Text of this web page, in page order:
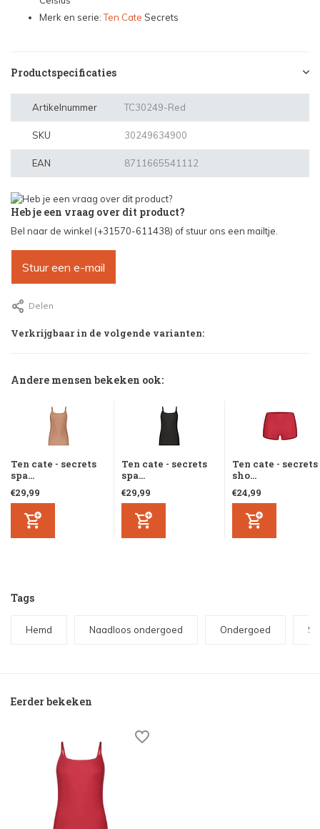
Merk en serie:Ten Cate Secrets
Productspecificaties
Artikelnummer TC30249-Red
SKU 30249634900
EAN 8711665541112
Heb je een vraag over dit product?
Bel naar de winkel (+31570-611438) of stuur ons een mailtje.
Stuur een e-mail
Delen
Verkrijgbaar in de volgende varianten:
Andere mensen bekeken ook:
Ten cate - secrets
spa...
€29,99
Ten cate - secrets
spa...
€29,99
Ten cate - secrets
sho...
€24,99
Tags
Hemd Naadloos ondergoed Ondergoed
Eerder bekeken